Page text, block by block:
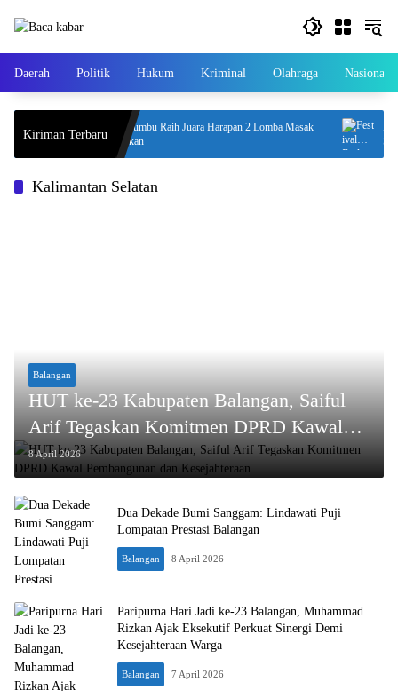
Daerah Politik Hukum Kriminal Olahraga Nasional
Kiriman Terbaru
Tanah Bumbu Raih Juara Harapan 2 Lomba Masak
Serba Ikan
Seni
Kalimantan Selatan
Balangan
HUT ke-23 Kabupaten Balangan, Saiful
Arif Tegaskan Komitmen DPRD Kawal
Pembangunan dan Kesejahteraan
8 April 2026
Dua Dekade Bumi Sanggam: Lindawati Puji
Lompatan Prestasi Balangan
Balangan 8 April 2026
Paripurna Hari Jadi ke-23 Balangan, Muhammad
Rizkan Ajak Eksekutif Perkuat Sinergi Demi
Kesejahteraan Warga
Balangan 7 April 2026